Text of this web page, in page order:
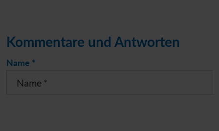
Kommentare und Antworten
Name *